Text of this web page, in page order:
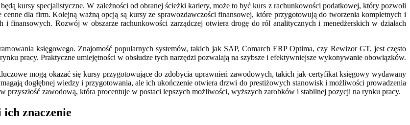
kursy specjalistyczne. W zależności od obranej ścieżki kariery, może to być kurs z rachunkowości podatkowej, który pozwoli
dla firm. Kolejną ważną opcją są kursy ze sprawozdawczości finansowej, które przygotowują do tworzenia kompletnych i
finansowych. Rozwój w obszarze rachunkowości zarządczej otwiera drogę do ról analitycznych i menedżerskich w działach
księgowego. Znajomość popularnych systemów, takich jak SAP, Comarch ERP Optima, czy Rewizor GT, jest często
pracy. Praktyczne umiejętności w obsłudze tych narzędzi pozwalają na szybsze i efektywniejsze wykonywanie obowiązków.
mogą okazać się kursy przygotowujące do zdobycia uprawnień zawodowych, takich jak certyfikat księgowy wydawany
dogłębnej wiedzy i przygotowania, ale ich ukończenie otwiera drzwi do prestiżowych stanowisk i możliwości prowadzenia
przyszłość zawodową, która procentuje w postaci lepszych możliwości, wyższych zarobków i stabilnej pozycji na rynku pracy.
znaczenie